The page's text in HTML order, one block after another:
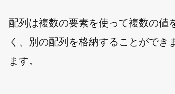
配列は複数の要素を使って複数の値
く、別の配列を格納することがで
ます。